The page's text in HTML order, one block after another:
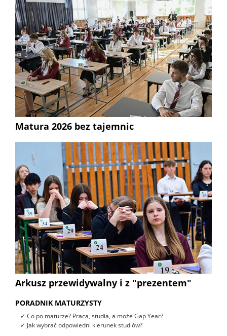
Matura 2026 bez tajemnic
Arkusz przewidywalny i z "prezentem"
PORADNIK MATURZYSTY
✓ Co po maturze? Praca, studia, a może Gap Year?
✓ Jak wybrać odpowiedni kierunek studiów?